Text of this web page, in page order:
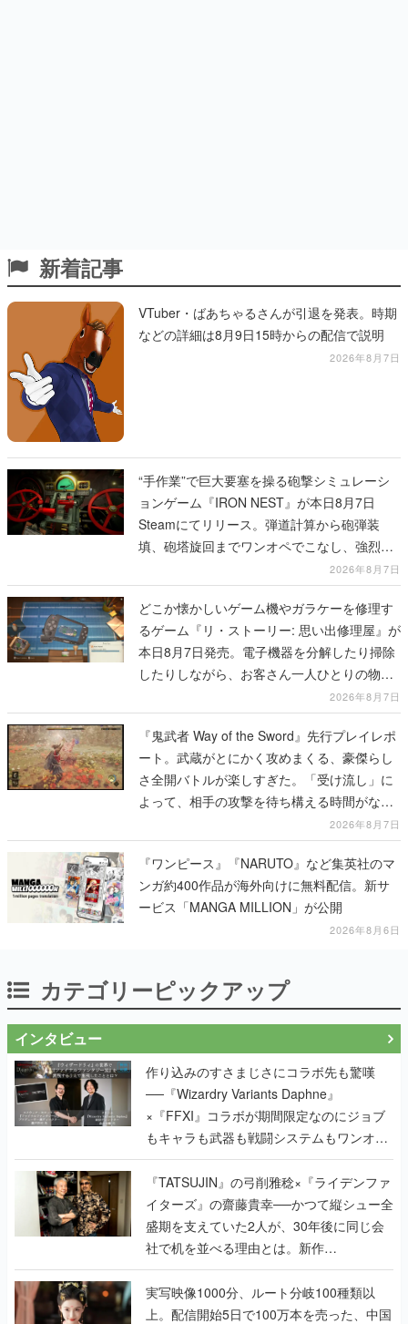
新着記事
VTuber・ばあちゃるさんが引退を発表。時期
などの詳細は8月9日15時からの配信で説明
2026年8月7日
“手作業”で巨大要塞を操る砲撃シミュレーシ
ョンゲーム『IRON NEST』が本日8月7日
Steamにてリリース。弾道計算から砲弾装
填、砲塔旋回までワンオペでこなし、強烈な
一撃をブチかませるロマンある作品2026年8月7日
どこか懐かしいゲーム機やガラケーを修理す
るゲーム『リ・ストーリー: 思い出修理屋』が
本日8月7日発売。電子機器を分解したり掃除
したりしながら、お客さん一人ひとりの物語
2026年8月7日
『鬼武者 Way of the Sword』先行プレイレポ
ート。武蔵がとにかく攻めまくる、豪傑らし
さ全開バトルが楽しすぎた。「受け流し」に
よって、相手の攻撃を待ち構える時間がなく
2026年8月7日
『ワンピース』『NARUTO』など集英社のマ
ンガ約400作品が海外向けに無料配信。新サ
ービス「MANGA MILLION」が公開
2026年8月6日
カテゴリーピックアップ
インタビュー
作り込みのすさまじさにコラボ先も驚嘆
──『Wizardry Variants Daphne』
×『FFXI』コラボが期間限定なのにジョブ
もキャラも武器も戦闘システムもワンオフ
で作り込まれた理由を両ディレクターに聞
く
『TATSUJIN』の弓削雅稔×『ライデンファ
イターズ』の齋藤貴幸──かつて縦シュー全
盛期を支えていた2人が、30年後に同じ会
社で机を並べる理由とは。新作
『TATSUJIN EXTREME』で初タッグを組
んだレジェンド2人に訊く開発秘話
実写映像1000分、ルート分岐100種類以
上。配信開始5日で100万本を売った、中国